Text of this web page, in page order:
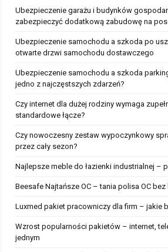
Ubezpieczenie garażu i budynków
zabezpieczyć dodatkową zabudowę na
Ubezpieczenie samochodu a szkoda po
otwarte drzwi samochodu dostawczego
Ubezpieczenie samochodu a szkoda
jedno z najczęstszych zdarzeń?
Czy internet dla dużej rodziny wymaga
standardowe łącze?
Czy nowoczesny zestaw wypoczynkowy
przez cały sezon?
Najlepsze meble do łazienki industrialnej –
Beesafe Najtańsze OC – tania polisa OC
Luxmed pakiet pracowniczy dla firm – jakie
Wzrost popularności pakietów – internet,
jednym